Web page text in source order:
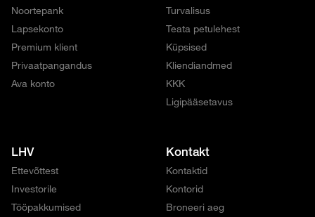
Noortepank
Lapsekonto
Premium klient
Privaatpangandus
Ava konto
Turvalisus
Teata petulehest
Küpsised
Kliendiandmed
KKK
Ligipääsetavus
LHV
Ettevõttest
Investorile
Tööpakkumised
Kontakt
Kontaktid
Kontorid
Broneeri aeg